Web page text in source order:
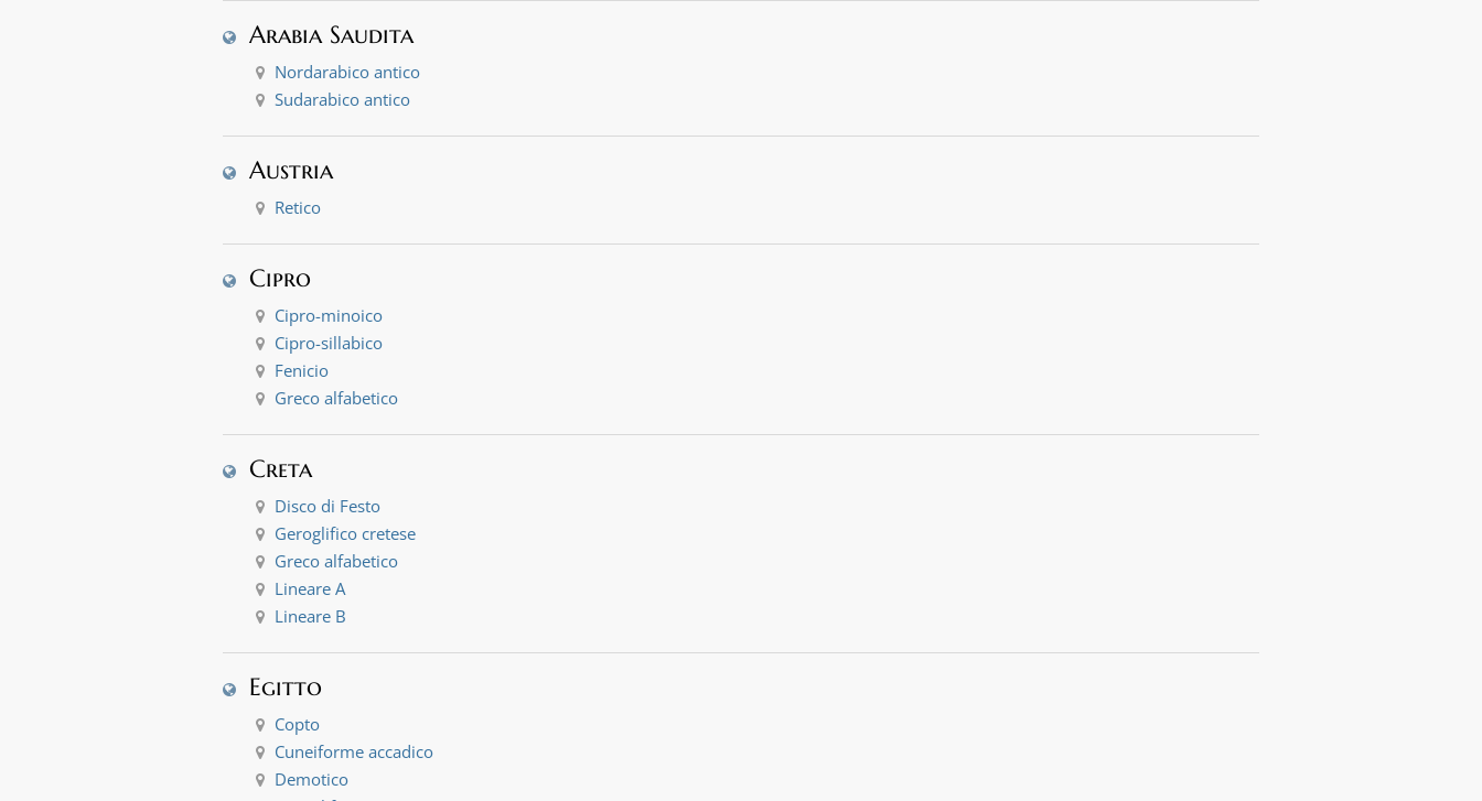
Arabia Saudita
Nordarabico antico
Sudarabico antico
Austria
Retico
Cipro
Cipro-minoico
Cipro-sillabico
Fenicio
Greco alfabetico
Creta
Disco di Festo
Geroglifico cretese
Greco alfabetico
Lineare A
Lineare B
Egitto
Copto
Cuneiforme accadico
Demotico